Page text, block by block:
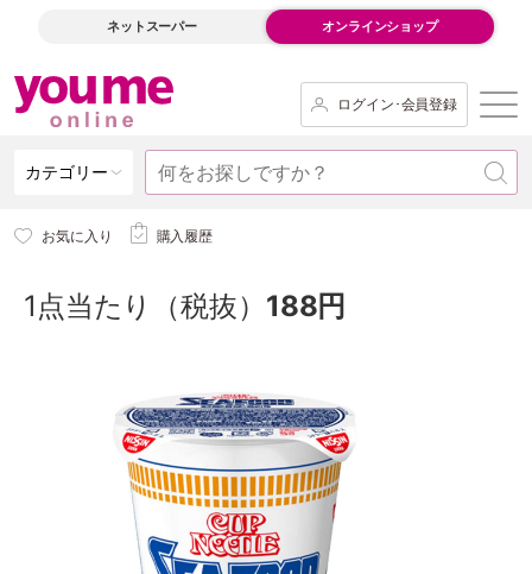
ネットスーパー オンラインショップ
ログイン･会員登録
カテゴリー
お気に入り 購入履歴
1点当たり（税抜） 188円